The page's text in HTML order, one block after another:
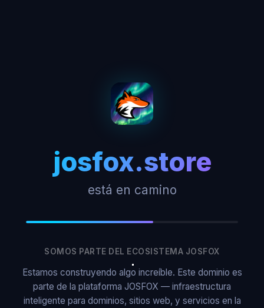
josfox.store
está en camino
SOMOS PARTE DEL ECOSISTEMA JOSFOX
Estamos construyendo algo increíble. Este dominio es
parte de la plataforma JOSFOX — infraestructura
inteligente para dominios, sitios web, y servicios en la